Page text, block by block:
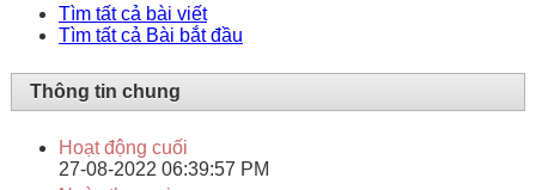
Tìm tất cả bài viết
Tìm tất cả Bài bắt đầu
Thông tin chung
Hoạt động cuối
27-08-2022 06:39:57 PM